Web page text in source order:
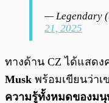
— Legendary
21, 2025
ทางด้าน CZ ได้แสดง
Musk พร้อมเขียนว่าเ
ความรู้ทั้งหมดของมนุ